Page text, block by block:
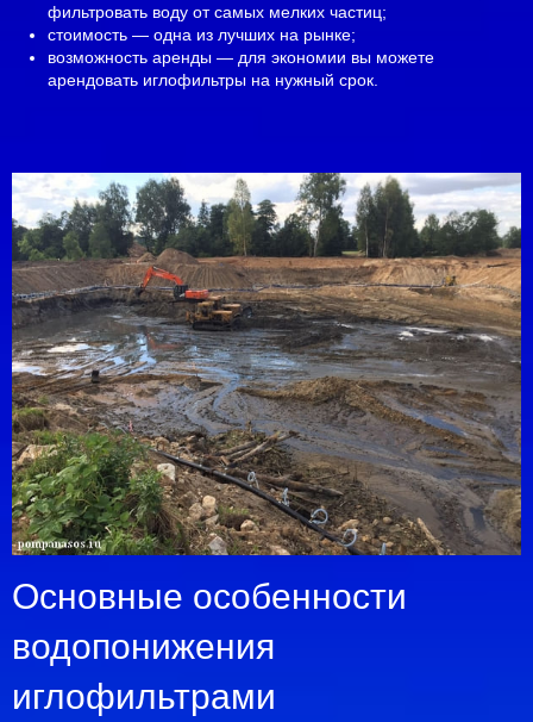
фильтровать воду от самых мелких частиц;
стоимость — одна из лучших на рынке;
возможность аренды — для экономии вы можете
арендовать иглофильтры на нужный срок.
Основные особенности
водопонижения
иглофильтрами